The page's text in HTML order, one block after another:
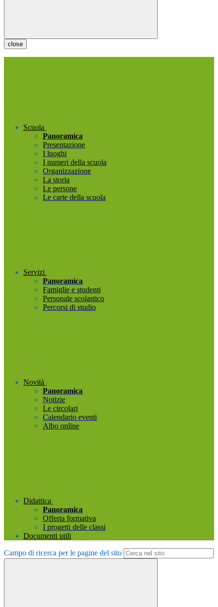
close
Scuola
Panoramica
Presentazione
I luoghi
I numeri della scuola
Organizzazione
La storia
Le persone
Le carte della scuola
Servizi
Panoramica
Famiglie e studenti
Personale scolastico
Percorsi di studio
Novità
Panoramica
Notizie
Le circolari
Calendario eventi
Albo online
Didattica
Panoramica
Offerta formativa
I progetti delle classi
Documenti utili
Campo di ricerca per le pagine del sito